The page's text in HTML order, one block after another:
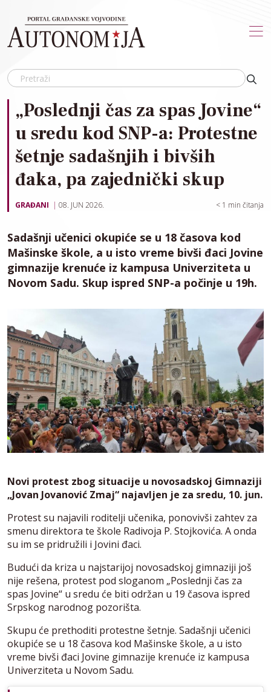
„Poslednji čas za spas Jovine“
u sredu kod SNP-a: Protestne
šetnje sadašnjih i bivših
đaka, pa zajednički skup
GRAĐANI 08. JUN 2026. < 1 min čitanja
Sadašnji učenici okupiće se u 18 časova kod
Mašinske škole, a u isto vreme bivši đaci Jovine
gimnazije krenuće iz kampusa Univerziteta u
Novom Sadu. Skup ispred SNP-a počinje u 19h.
Novi protest zbog situacije u novosadskoj Gimnaziji
„Jovan Jovanović Zmaj“ najavljen je za sredu, 10. jun.
Protest su najavili roditelji učenika, ponovivši zahtev za
smenu direktora te škole Radivoja P. Stojkovića. A onda
su im se pridružili i Jovini đaci.
Budući da kriza u najstarijoj novosadskoj gimnaziji još
nije rešena, protest pod sloganom „Poslednji čas za
spas Jovine“ u sredu će biti održan u 19 časova ispred
Srpskog narodnog pozorišta.
Skupu će prethoditi protestne šetnje. Sadašnji učenici
okupiće se u 18 časova kod Mašinske škole, a u isto
vreme bivši đaci Jovine gimnazije krenuće iz kampusa
Univerziteta u Novom Sadu.